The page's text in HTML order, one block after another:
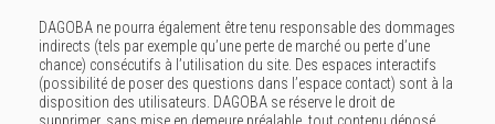
DAGOBA ne pourra également être tenu responsable des dommages
indirects (tels par exemple qu’une perte de marché ou perte d’une
chance) consécutifs à l’utilisation du site. Des espaces interactifs
(possibilité de poser des questions dans l’espace contact) sont à la
disposition des utilisateurs. DAGOBA se réserve le droit de